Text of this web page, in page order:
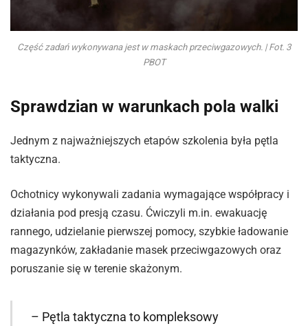
Część zadań wykonywana jest w maskach przeciwgazowych. | Fot. 3
PBOT
Sprawdzian w warunkach pola walki
Jednym z najważniejszych etapów szkolenia była pętla
taktyczna.
Ochotnicy wykonywali zadania wymagające współpracy i
działania pod presją czasu. Ćwiczyli m.in. ewakuację
rannego, udzielanie pierwszej pomocy, szybkie ładowanie
magazynków, zakładanie masek przeciwgazowych oraz
poruszanie się w terenie skażonym.
– Pętla taktyczna to kompleksowy